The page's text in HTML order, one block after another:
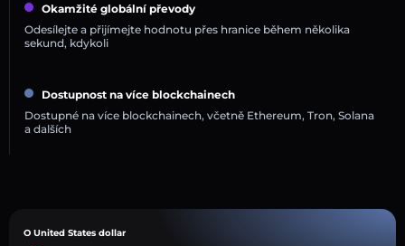
Okamžité globální převody
Odesílejte a přijímejte hodnotu přes hranice během několika
sekund, kdykoli
Dostupnost na více blockchainech
Dostupné na více blockchainech, včetně Ethereum, Tron, Solana
a dalších
O United States dollar